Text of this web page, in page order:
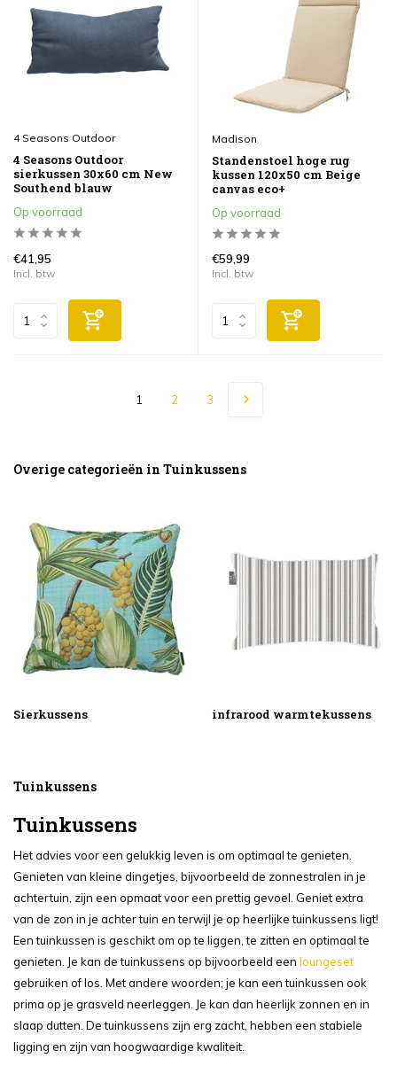
4 Seasons Outdoor
4 Seasons Outdoor
sierkussen 30x60 cm New
Southend blauw
Op voorraad
€41,95
Incl. btw
Madison
Standenstoel hoge rug
kussen 120x50 cm Beige
canvas eco+
Op voorraad
€59,99
Incl. btw
1 2 3
Overige categorieën in Tuinkussens
Sierkussens infrarood warmtekussens
Tuinkussens
Tuinkussens
Het advies voor een gelukkig leven is om optimaal te genieten.
Genieten van kleine dingetjes, bijvoorbeeld de zonnestralen in je
achtertuin, zijn een opmaat voor een prettig gevoel. Geniet extra
van de zon in je achter tuin en terwijl je op heerlijke tuinkussens ligt!
Een tuinkussen is geschikt om op te liggen, te zitten en optimaal te
genieten. Je kan de tuinkussens op bijvoorbeeld een loungeset
gebruiken of los. Met andere woorden; je kan een tuinkussen ook
prima op je grasveld neerleggen. Je kan dan heerlijk zonnen en in
slaap dutten. De tuinkussens zijn erg zacht, hebben een stabiele
ligging en zijn van hoogwaardige kwaliteit.